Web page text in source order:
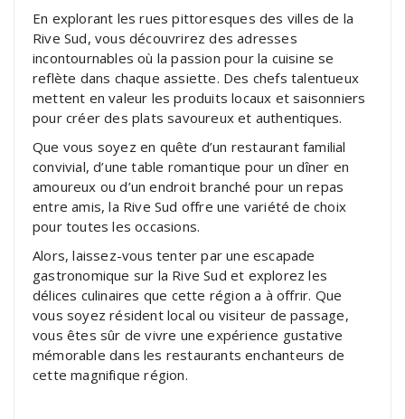
En explorant les rues pittoresques des villes de la
Rive Sud, vous découvrirez des adresses
incontournables où la passion pour la cuisine se
reflète dans chaque assiette. Des chefs talentueux
mettent en valeur les produits locaux et saisonniers
pour créer des plats savoureux et authentiques.
Que vous soyez en quête d’un restaurant familial
convivial, d’une table romantique pour un dîner en
amoureux ou d’un endroit branché pour un repas
entre amis, la Rive Sud offre une variété de choix
pour toutes les occasions.
Alors, laissez-vous tenter par une escapade
gastronomique sur la Rive Sud et explorez les
délices culinaires que cette région a à offrir. Que
vous soyez résident local ou visiteur de passage,
vous êtes sûr de vivre une expérience gustative
mémorable dans les restaurants enchanteurs de
cette magnifique région.